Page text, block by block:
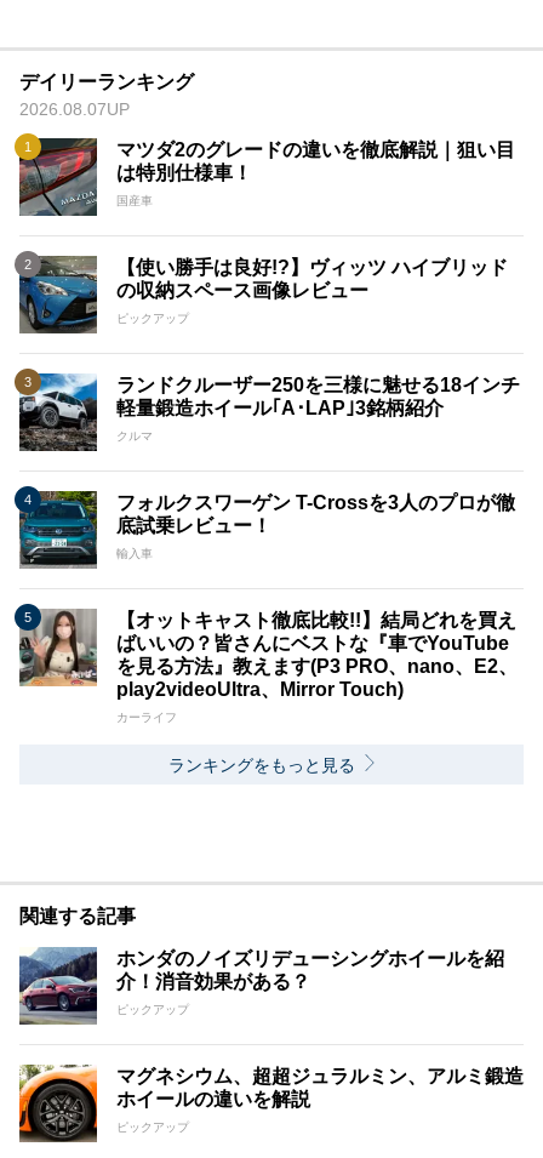
デイリーランキング
2026.08.07UP
マツダ2のグレードの違いを徹底解説｜狙い目
は特別仕様車！
国産車
【使い勝手は良好!?】ヴィッツ ハイブリッド
の収納スペース画像レビュー
ピックアップ
ランドクルーザー250を三様に魅せる18インチ
軽量鍛造ホイール｢A･LAP｣3銘柄紹介
クルマ
フォルクスワーゲン T-Crossを3人のプロが徹
底試乗レビュー！
輸入車
【オットキャスト徹底比較!!】結局どれを買え
ばいいの？皆さんにベストな『車でYouTube
を見る方法』教えます(P3 PRO、nano、E2、
play2videoUltra、Mirror Touch)
カーライフ
ランキングをもっと見る
関連する記事
ホンダのノイズリデューシングホイールを紹
介！消音効果がある？
ピックアップ
マグネシウム、超超ジュラルミン、アルミ鍛造
ホイールの違いを解説
ピックアップ